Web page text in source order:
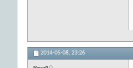
2014-05-08, 23:26